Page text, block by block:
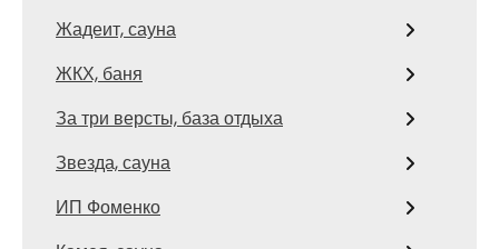
Жадеит, сауна
ЖКХ, баня
За три версты, база отдыха
Звезда, сауна
ИП Фоменко